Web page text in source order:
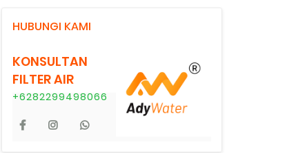
HUBUNGI KAMI
KONSULTAN
FILTER AIR
+6282299498066